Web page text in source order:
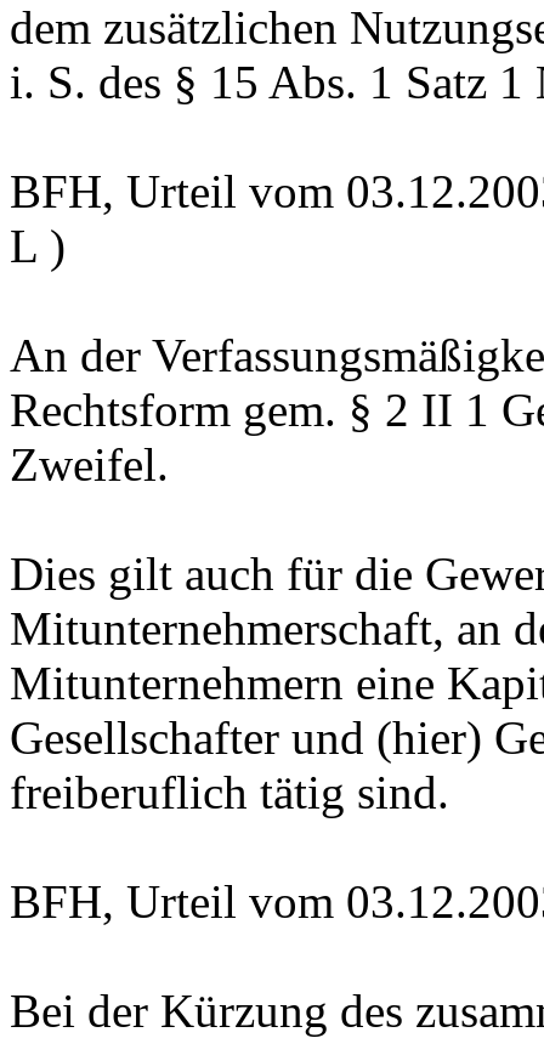
dem zusätzlichen
i. S. des § 15 Abs. 1 Satz 1
BFH, Urteil vom
L )
An der
Rechtsform gem. § 2 II 1
Zweifel.
Dies gilt auch für die
Mitunternehmerschaft, an
Mitunternehmern eine
Gesellschafter und (hier)
freiberuflich tätig sind.
BFH, Urteil vom
Bei der Kürzung des